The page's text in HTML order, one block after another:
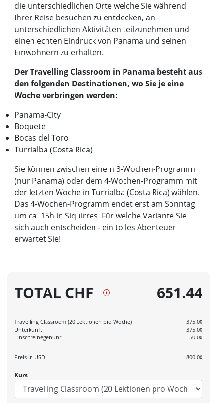
die unterschiedlichen Orte welche Sie während
Ihrer Reise besuchen zu entdecken, an
unterschiedlichen Aktivitäten teilzunehmen und
einen echten Eindruck von Panama und seinen
Einwohnern zu erhalten.
Der Travelling Classroom in Panama besteht aus
den folgenden Destinationen, wo Sie je eine
Woche verbringen werden:
Panama-City
Boquete
Bocas del Toro
Turrialba (Costa Rica)
Sie können zwischen einem 3-Wochen-Programm
(nur Panama) oder dem 4-Wochen-Programm mit
der letzten Woche in Turrialba (Costa Rica) wählen.
Das 4-Wochen-Programm endet erst am Sonntag
um ca. 15h in Siquirres. Für welche Variante Sie
sich auch entscheiden - ein tolles Abenteuer
erwartet Sie!
TOTAL CHF 651.44
Travelling Classroom (20 Lektionen pro Woche)
375.00
Unterkunft
375.00
Einschreibegebühr
50.00
Preis in USD 800.00
Kurs